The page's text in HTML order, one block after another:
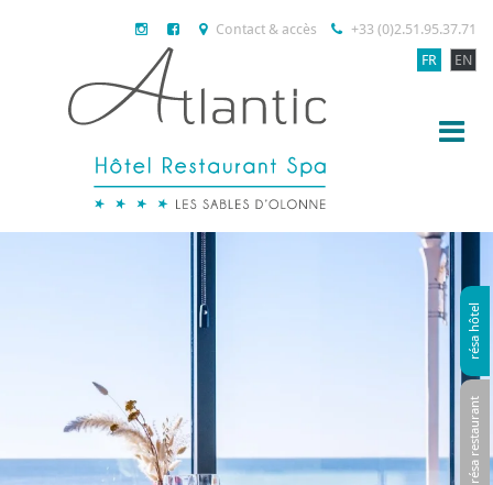
résa restaurant
résa hôtel
Contact & accès
+33 (0)2.51.95.37.71
FR
EN